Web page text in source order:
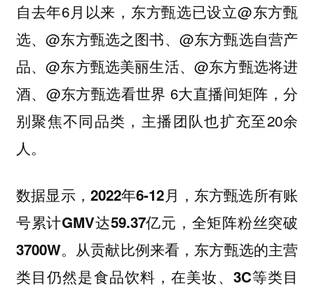
自去年6月以来，东方甄选已设立@东方甄
选、@东方甄选之图书、@东方甄选自营产
品、@东方甄选美丽生活、@东方甄选将进
酒、@东方甄选看世界 6大直播间矩阵，分
别聚焦不同品类，主播团队也扩充至20余
人。
数据显示，2022年6-12月，东方甄选所有账
号累计GMV达59.37亿元，全矩阵粉丝突破
3700W。从贡献比例来看，东方甄选的主营
类目仍然是食品饮料，在美妆、3C等类目